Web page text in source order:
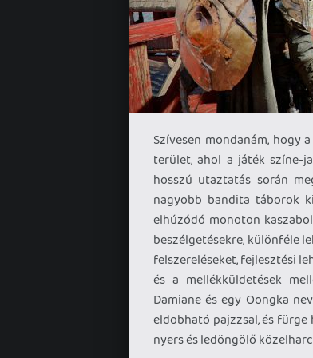
Szívesen mondanám, hogy
terület, ahol a játék színe-
hosszú utaztatás során
nagyobb bandita táborok
elhúzódó monoton
beszélgetésekre, különféle
felszereléseket, fejlesztési
és a mellékküldetések
Damiane és egy Oongka
eldobható pajzzsal, és
nyers és ledöngölő